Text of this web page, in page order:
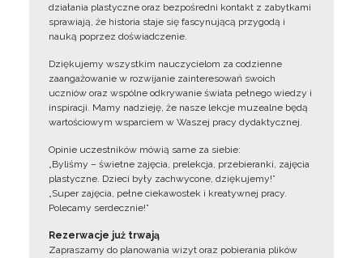
działania plastyczne oraz bezpośredni kontakt z zabytkami
sprawiają, że historia staje się fascynującą przygodą i
nauką poprzez doświadczenie.
Dziękujemy wszystkim nauczycielom za codzienne
zaangażowanie w rozwijanie zainteresowań swoich
uczniów oraz wspólne odkrywanie świata pełnego wiedzy i
inspiracji. Mamy nadzieję, że nasze lekcje muzealne będą
wartościowym wsparciem w Waszej pracy dydaktycznej.
Opinie uczestników mówią same za siebie:
„Byliśmy – świetne zajęcia, prelekcja, przebieranki, zajęcia
plastyczne. Dzieci były zachwycone, dziękujemy!”
„Super zajęcia, pełne ciekawostek i kreatywnej pracy.
Polecamy serdecznie!”
Rezerwacje już trwają
Zapraszamy do planowania wizyt oraz pobierania plików